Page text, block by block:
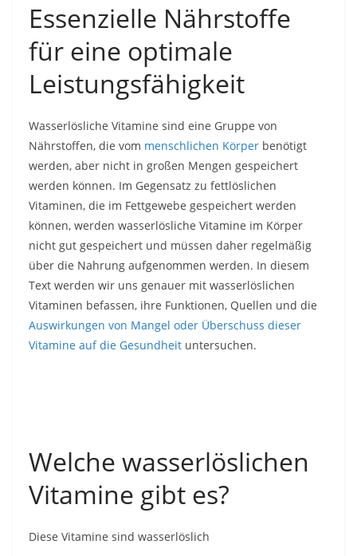
Essenzielle Nährstoffe
für eine optimale
Leistungsfähigkeit
Wasserlösliche Vitamine sind eine Gruppe von
Nährstoffen, die vom menschlichen Körper benötigt
werden, aber nicht in großen Mengen gespeichert
werden können. Im Gegensatz zu fettlöslichen
Vitaminen, die im Fettgewebe gespeichert werden
können, werden wasserlösliche Vitamine im Körper
nicht gut gespeichert und müssen daher regelmäßig
über die Nahrung aufgenommen werden. In diesem
Text werden wir uns genauer mit wasserlöslichen
Vitaminen befassen, ihre Funktionen, Quellen und die
Auswirkungen von Mangel oder Überschuss dieser
Vitamine auf die Gesundheit untersuchen.
Welche wasserlöslichen
Vitamine gibt es?
Diese Vitamine sind wasserlöslich